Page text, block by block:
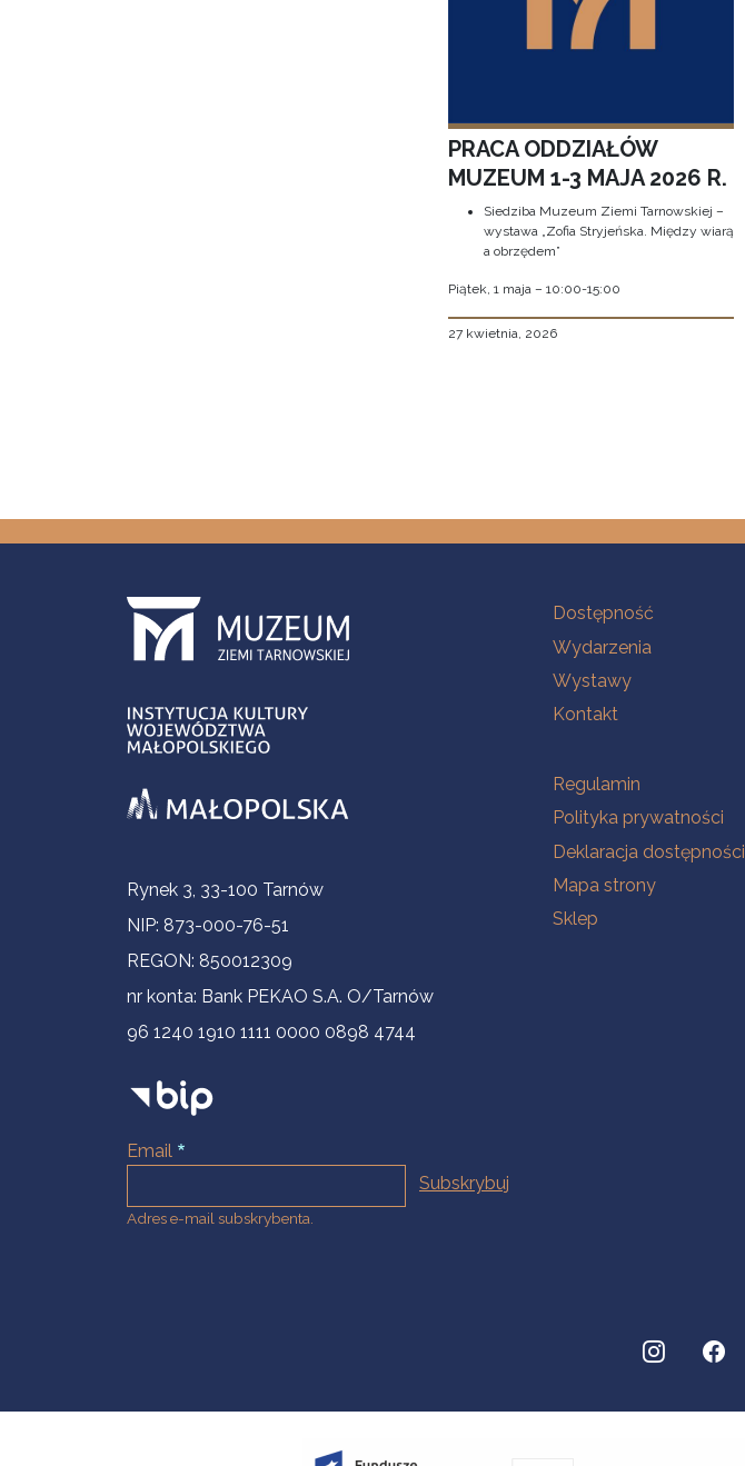
PRACA ODDZIAŁÓW
MUZEUM 1-3 MAJA 2026 R.
Siedziba Muzeum Ziemi Tarnowskiej –
wystawa „Zofia Stryjeńska. Między wiarą
a obrzędem”
Piątek, 1 maja – 10:00-15:00
27 kwietnia, 2026
Informacje kontaktowe
Rynek 3, 33-100 Tarnów
NIP: 873-000-76-51
REGON: 850012309
nr konta: Bank PEKAO S.A. O/Tarnów
96 1240 1910 1111 0000 0898 4744
Email
Adres e-mail subskrybenta.
Na skróty
Dostępność
Wydarzenia
Wystawy
Kontakt
Na skróty
Regulamin
Polityka prywatności
Deklaracja dostępności
Mapa strony
Sklep